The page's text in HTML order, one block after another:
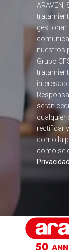
ARAVEN,
gestionar
nuestros
Grupo
serán
cualquier
rectificar
como la
como se
Privacidad